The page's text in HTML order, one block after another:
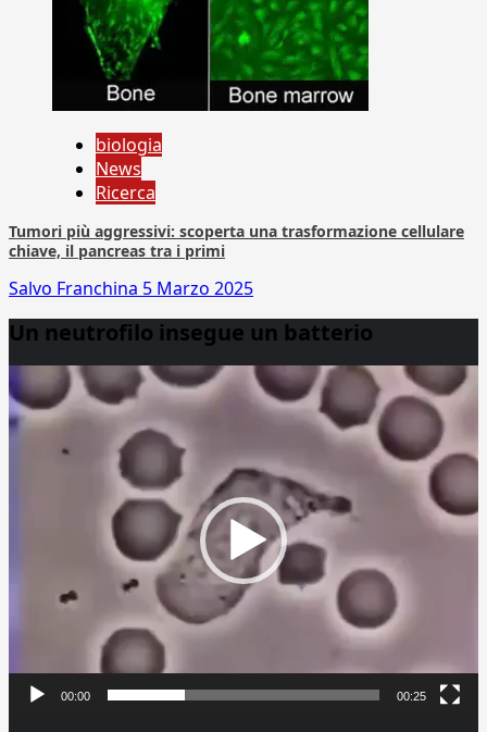
biologia
News
Ricerca
Tumori più aggressivi: scoperta una trasformazione cellulare
chiave, il pancreas tra i primi
Salvo Franchina 5 Marzo 2025
Un neutrofilo insegue un batterio
Player
00:00 00:25